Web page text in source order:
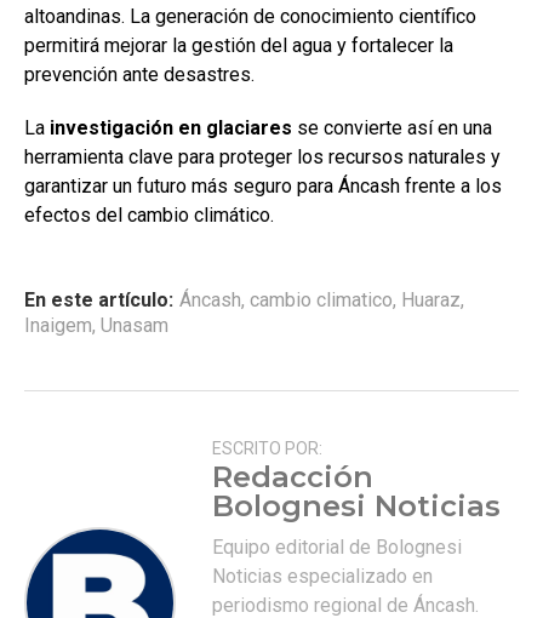
altoandinas. La generación de conocimiento científico
permitirá mejorar la gestión del agua y fortalecer la
prevención ante desastres.
La investigación en glaciares se convierte así en una
herramienta clave para proteger los recursos naturales y
garantizar un futuro más seguro para Áncash frente a los
efectos del cambio climático.
En este artículo: Áncash, cambio climatico, Huaraz,
Inaigem, Unasam
ESCRITO POR:
Redacción
Bolognesi Noticias
Equipo editorial de Bolognesi
Noticias especializado en
periodismo regional de Áncash.